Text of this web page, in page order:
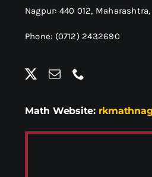
Nagpur: 440 012,
Phone: (0712) 2432690
Math Website: